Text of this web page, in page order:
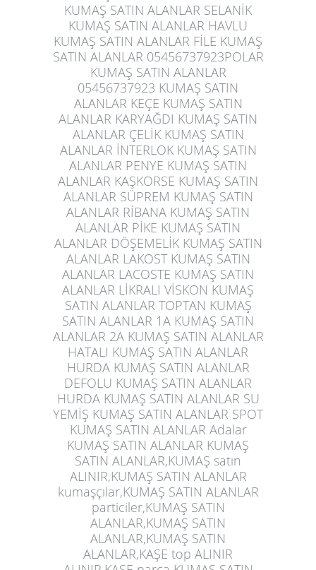
KUMAŞ SATIN ALANLAR SELANİK
KUMAŞ SATIN ALANLAR HAVLU
KUMAŞ SATIN ALANLAR FİLE KUMAŞ
SATIN ALANLAR 05456737923POLAR
KUMAŞ SATIN ALANLAR
05456737923 KUMAŞ SATIN
ALANLAR KEÇE KUMAŞ SATIN
ALANLAR KARYAĞDI KUMAŞ SATIN
ALANLAR ÇELİK KUMAŞ SATIN
ALANLAR İNTERLOK KUMAŞ SATIN
ALANLAR PENYE KUMAŞ SATIN
ALANLAR KAŞKORSE KUMAŞ SATIN
ALANLAR SÜPREM KUMAŞ SATIN
ALANLAR RİBANA KUMAŞ SATIN
ALANLAR PİKE KUMAŞ SATIN
ALANLAR DÖŞEMELİK KUMAŞ SATIN
ALANLAR LAKOST KUMAŞ SATIN
ALANLAR LACOSTE KUMAŞ SATIN
ALANLAR LİKRALI VİSKON KUMAŞ
SATIN ALANLAR TOPTAN KUMAŞ
SATIN ALANLAR 1A KUMAŞ SATIN
ALANLAR 2A KUMAŞ SATIN ALANLAR
HATALI KUMAŞ SATIN ALANLAR
HURDA KUMAŞ SATIN ALANLAR
DEFOLU KUMAŞ SATIN ALANLAR
HURDA KUMAŞ SATIN ALANLAR SU
YEMİŞ KUMAŞ SATIN ALANLAR SPOT
KUMAŞ SATIN ALANLAR Adalar
KUMAŞ SATIN ALANLAR KUMAŞ
SATIN ALANLAR,KUMAŞ satın
ALINIR,KUMAŞ SATIN ALANLAR
kumaşçılar,KUMAŞ SATIN ALANLAR
particiler,KUMAŞ SATIN
ALANLAR,KUMAŞ SATIN
ALANLAR,KUMAŞ SATIN
ALANLAR,KAŞE top ALINIR